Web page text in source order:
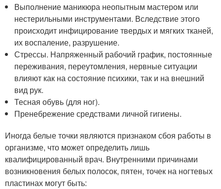
Выполнение маникюра неопытным мастером или
нестерильными инструментами. Вследствие этого
происходит инфицирование твердых и мягких тканей,
их воспаление, разрушение.
Стрессы. Напряженный рабочий график, постоянные
переживания, переутомления, нервные ситуации
влияют как на состояние психики, так и на внешний
вид рук.
Тесная обувь (для ног).
Пренебрежение средствами личной гигиены.
Иногда белые точки являются признаком сбоя работы в
организме, что может определить лишь
квалифицированный врач. Внутренними причинами
возникновения белых полосок, пятен, точек на ногтевых
пластинах могут быть: